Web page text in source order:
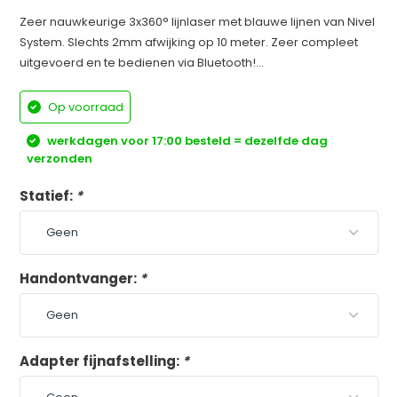
Zeer nauwkeurige 3x360° lijnlaser met blauwe lijnen van Nivel
System. Slechts 2mm afwijking op 10 meter. Zeer compleet
uitgevoerd en te bedienen via Bluetooth!...
Op voorraad
werkdagen voor 17:00 besteld = dezelfde dag
verzonden
Statief: *
Handontvanger: *
Adapter fijnafstelling: *